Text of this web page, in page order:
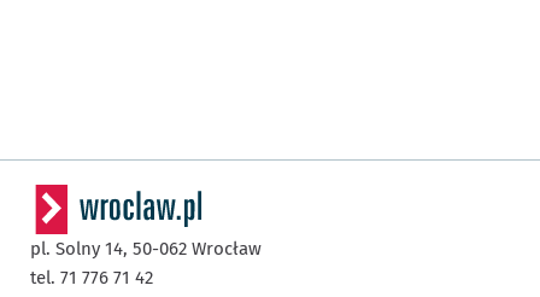
pl. Solny 14, 50-062 Wrocław
tel. 71 776 71 42